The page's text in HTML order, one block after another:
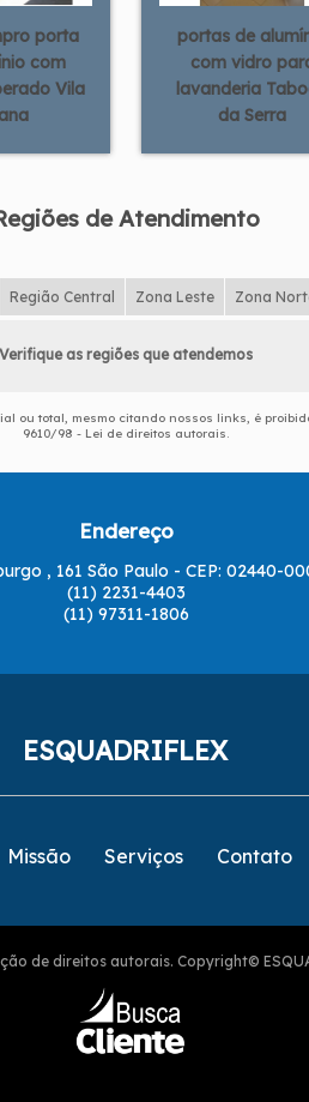
porta
com
Vila
portas de
com vidro
lavanderia
da Serra
de Atendimento
Região Central Zona Leste Zona
Verifique as regiões que atendemos
ou total, mesmo citando nossos links, é
9610/98 - Lei de direitos autorais.
Endereço
, 161 São Paulo - CEP: 02440-
(11) 2231-4403
(11) 97311-1806
ESQUADRIFLEX
Missão Serviços Contato
de direitos autorais. Copyright©